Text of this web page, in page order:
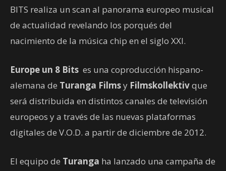
BITS realiza un scan al panorama europeo musical
de actualidad revelando los porqués del
nacimiento de la música chip en el siglo XXI.
Europe un 8 Bits es una coproducción hispano-
alemana de Turanga Filmsy Filmskollektivque
será distribuida en distintos canales de televisión
europeos y a través de las nuevas plataformas
digitales de V.O.D. a partir de diciembre de 2012.
El equipo de Turanga ha lanzado una campaña de